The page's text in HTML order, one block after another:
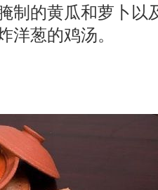
制的黄瓜和萝卜以
洋葱的鸡汤。